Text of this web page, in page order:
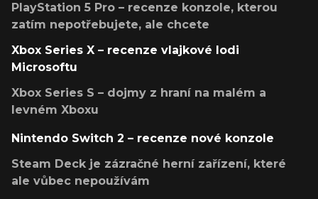
PlayStation 5 Pro – recenze konzole, kterou
zatím nepotřebujete, ale chcete
Xbox Series X – recenze vlajkové lodi
Microsoftu
Xbox Series S – dojmy z hraní na malém a
levném Xboxu
Nintendo Switch 2 – recenze nové konzole
Steam Deck je zázračné herní zařízení, které
ale vůbec nepoužívám